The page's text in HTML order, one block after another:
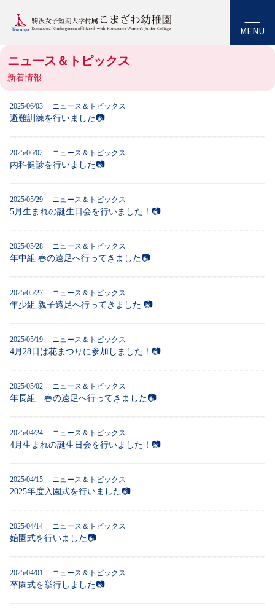
MENU
ニュース＆トピックス
新着情報
2025/06/03 ニュース＆トピックス
避難訓練を行いました📷
2025/06/02 ニュース＆トピックス
内科健診を行いました📷
2025/05/29 ニュース＆トピックス
5月生まれの誕生日会を行いました！📷
2025/05/28 ニュース＆トピックス
年中組 春の遠足へ行ってきました📷
2025/05/27 ニュース＆トピックス
年少組 親子遠足へ行ってきました 📷
2025/05/19 ニュース＆トピックス
4月28日は花まつりに参加しました！📷
2025/05/02 ニュース＆トピックス
年長組 春の遠足へ行ってきました📷
2025/04/24 ニュース＆トピックス
4月生まれの誕生日会を行いました！📷
2025/04/15 ニュース＆トピックス
2025年度入園式を行いました📷
2025/04/14 ニュース＆トピックス
始園式を行いました📷
2025/04/01 ニュース＆トピックス
卒園式を挙行しました📷